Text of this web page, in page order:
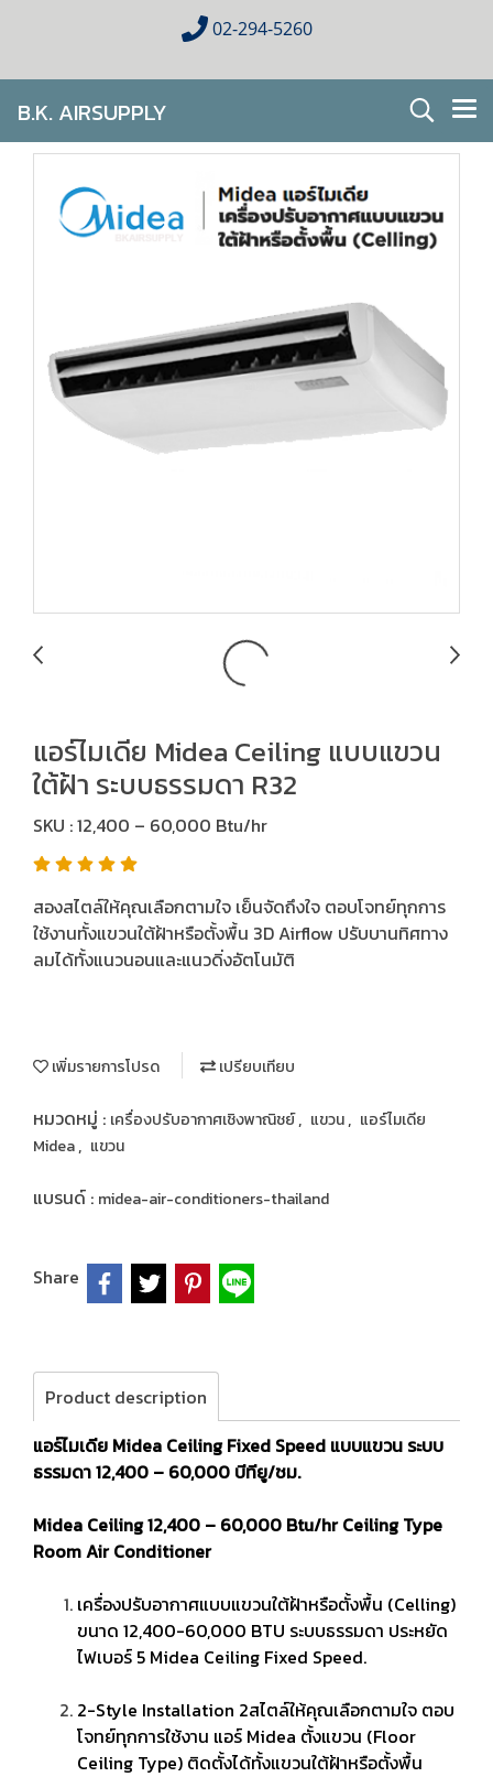
02-294-5260
B.K. AIRSUPPLY
AIR CONDITIONING FOR HOMES & BUSINESES
แอร์ไมเดีย Midea Ceiling แบบแขวน
ใต้ฝ้า ระบบธรรมดา R32
SKU : 12,400 – 60,000 Btu/hr
สองสไตล์ให้คุณเลือกตามใจ เย็นจัดถึงใจ ตอบโจทย์ทุกการ
ใช้งานทั้งแขวนใต้ฝ้าหรือตั้งพื้น 3D Airflow ปรับบานทิศทาง
ลมได้ทั้งแนวนอนและแนวดิ่งอัตโนมัติ
เพิ่มรายการโปรด เปรียบเทียบ
หมวดหมู่ : เครื่องปรับอากาศเชิงพาณิชย์, แขวน, แอร์ไมเดีย
Midea, แขวน
แบรนด์ : midea-air-conditioners-thailand
Share
Product description
แอร์ไมเดีย Midea Ceiling Fixed Speed แบบแขวน ระบบ
ธรรมดา 12,400 – 60,000 บีทียู/ชม.
Midea Ceiling 12,400 – 60,000 Btu/hr Ceiling Type
Room Air Conditioner
เครื่องปรับอากาศแบบแขวนใต้ฝ้าหรือตั้งพื้น (Celling)
ขนาด 12,400-60,000 BTU ระบบธรรมดา ประหยัด
ไฟเบอร์ 5 Midea Ceiling Fixed Speed.
2-Style Installation 2สไตล์ให้คุณเลือกตามใจ ตอบ
โจทย์ทุกการใช้งาน แอร์ Midea ตั้งแขวน (Floor
Ceiling Type) ติดตั้งได้ทั้งแขวนใต้ฝ้าหรือตั้งพื้น